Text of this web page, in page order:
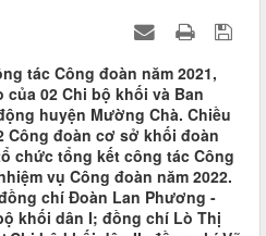
tác Công đoàn năm 2021,
02 Chi bộ khối và Ban
huyện Mường Chà. Chiều
Công đoàn cơ sở khối đoàn
chức tổng kết công tác Công
vụ Công đoàn năm 2022.
chí Đoàn Lan Phương -
khối dân I; đồng chí Lò Thị